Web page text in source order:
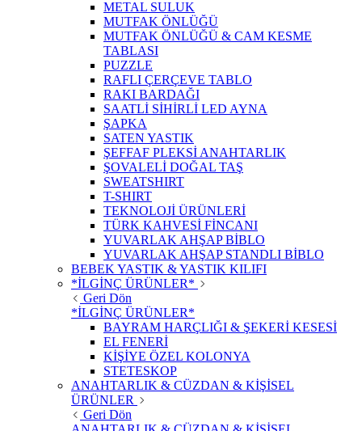
METAL SULUK
MUTFAK ÖNLÜĞÜ
MUTFAK ÖNLÜĞÜ & CAM KESME
TABLASI
PUZZLE
RAFLI ÇERÇEVE TABLO
RAKI BARDAĞI
SAATLİ SİHİRLİ LED AYNA
ŞAPKA
SATEN YASTIK
ŞEFFAF PLEKSİ ANAHTARLIK
ŞOVALELİ DOĞAL TAŞ
SWEATSHIRT
T-SHIRT
TEKNOLOJİ ÜRÜNLERİ
TÜRK KAHVESİ FİNCANI
YUVARLAK AHŞAP BİBLO
YUVARLAK AHŞAP STANDLI BİBLO
BEBEK YASTIK & YASTIK KILIFI
*İLGİNÇ ÜRÜNLER*
Geri Dön
*İLGİNÇ ÜRÜNLER*
BAYRAM HARÇLIĞI & ŞEKERİ KESESİ
EL FENERİ
KİŞİYE ÖZEL KOLONYA
STETESKOP
ANAHTARLIK & CÜZDAN & KİŞİSEL
ÜRÜNLER
Geri Dön